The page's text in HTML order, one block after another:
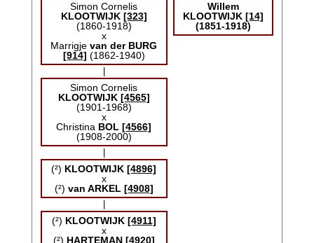
Simon Cornelis
KLOOTWIJK [323]
(1860-1918)
x
Marrigjevan der BURG
[914] (1862-1940)
Willem
KLOOTWIJK [14]
(1851-1918)
Simon Cornelis
KLOOTWIJK [4565]
(1901-1968)
x
Christina BOL [4566]
(1908-2000)
(²) KLOOTWIJK [4896]
x
(²) van ARKEL [4908]
(²) KLOOTWIJK [4911]
x
(²) HARTEMAN [4920]